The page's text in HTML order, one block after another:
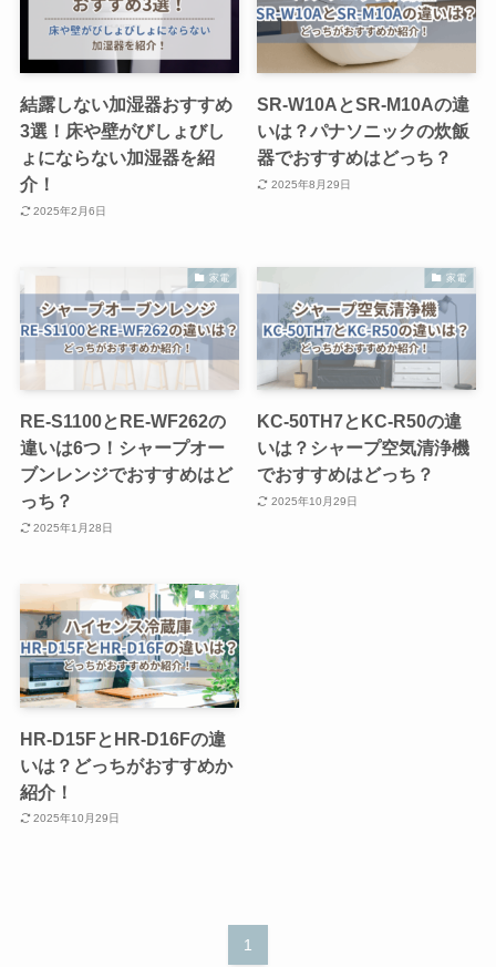
結露しない加湿器おすすめ
3選！床や壁がびしょびし
ょにならない加湿器を紹
介！
2025年2月6日
SR-W10AとSR-M10Aの違
いは？パナソニックの炊飯
器でおすすめはどっち？
2025年8月29日
家電
RE-S1100とRE-WF262の
違いは6つ！シャープオー
ブンレンジでおすすめはど
っち？
2025年1月28日
家電
KC-50TH7とKC-R50の違
いは？シャープ空気清浄機
でおすすめはどっち？
2025年10月29日
家電
HR-D15FとHR-D16Fの違
いは？どっちがおすすめか
紹介！
2025年10月29日
1